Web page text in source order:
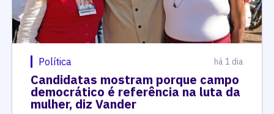
Política há 1 dia
Candidatas mostram porque campo
democrático é referência na luta da
mulher, diz Vander